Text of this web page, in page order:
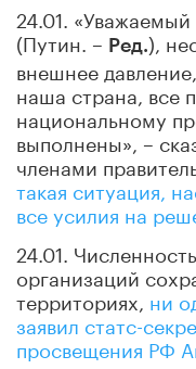
24.01.
(Путин. – Ред.),
внешнее
наша страна, все
национальному
выполнены», –
членами
такая ситуация,
все усилия на
24.01.
организаций
территориях, ни
заявил статс-
просвещения РФ